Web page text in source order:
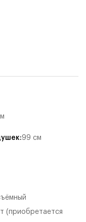
:99 см
(приобретается